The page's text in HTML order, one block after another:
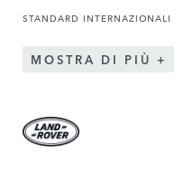
STANDARD INTERNAZIONALI
MOSTRA DI PIÙ